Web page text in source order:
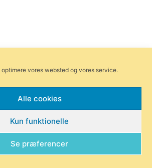
vores websted og vores service.
Alle cookies
Kun funktionelle
Se præferencer